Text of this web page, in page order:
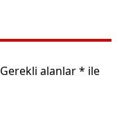
Gerekli alanlar* ile